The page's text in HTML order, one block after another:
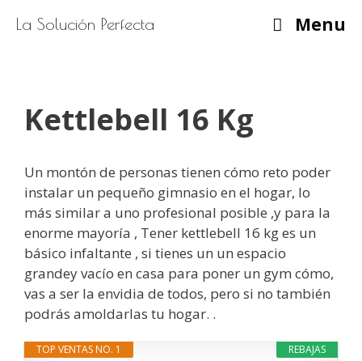
La Solución Perfecta Menu
Kettlebell 16 Kg
Un montón de personas tienen cómo reto poder
instalar un pequeño gimnasio en el hogar, lo
más similar a uno profesional posible ,y para la
enorme mayoría , Tener kettlebell 16 kg es un
básico infaltante , si tienes un un espacio
grandey vacío en casa para poner un gym cómo,
vas a ser la envidia de todos, pero si no también
podrás amoldarlas tu hogar. .
REBAJAS
TOP VENTAS NO. 1